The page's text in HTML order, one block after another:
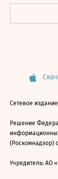
Сетевое
Решение
(Роскомнадзор)
Учредитель: АО